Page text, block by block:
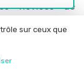
novices de
influencer
attention aux
en excellent
sur ceux que